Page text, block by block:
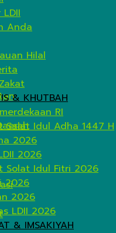
Anda
Hilal
& KHUTBAH
RI
Salat Idul Adha 1447 H
2026
2026
Solat Idul Fitri 2026
2026
2026
LDII 2026
& IMSAKIYAH